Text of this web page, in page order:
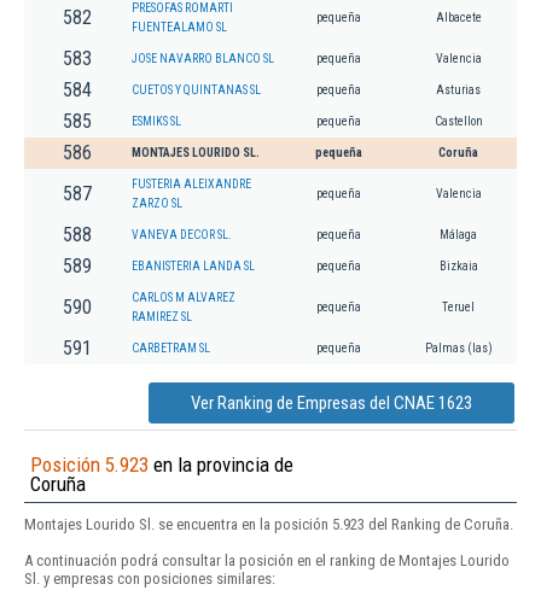
582
PRESOFAS ROMARTI
FUENTEALAMO SL
pequeña Albacete
583 JOSE NAVARRO BLANCO SL pequeña Valencia
584 CUETOS Y QUINTANAS SL pequeña Asturias
585 ESMIKS SL pequeña Castellon
586 MONTAJES LOURIDO SL. pequeña Coruña
587
FUSTERIA ALEIXANDRE
ZARZO SL
pequeña Valencia
588 VANEVA DECOR SL. pequeña Málaga
589 EBANISTERIA LANDA SL pequeña Bizkaia
590
CARLOS M ALVAREZ
RAMIREZ SL
pequeña Teruel
591 CARBETRAM SL pequeña Palmas (las)
Ver Ranking de Empresas del CNAE 1623
Posición 5.923 en la provincia de
Coruña
Montajes Lourido Sl. se encuentra en la posición 5.923 del Ranking de Coruña.
A continuación podrá consultar la posición en el ranking de Montajes Lourido
Sl. y empresas con posiciones similares: